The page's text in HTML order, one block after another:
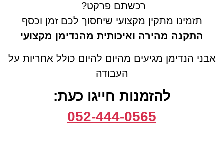
רכשתם פרקט?
תזמינו מתקין מקצועי שיחסוך לכם זמן וכסף
התקנה מהירה ואיכותית מהנדימן מקצועי
אבני הנדימן מגיעים מהיום להיום כולל אחריות על
העבודה
להזמנות חייגו כעת:
052-444-0565